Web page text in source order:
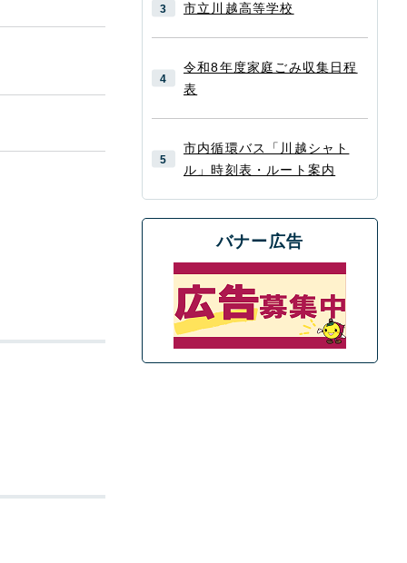
市立川越高等学校
令和8年度家庭ごみ収集日程
表
市内循環バス「川越シャト
ル」時刻表・ルート案内
バナー広告